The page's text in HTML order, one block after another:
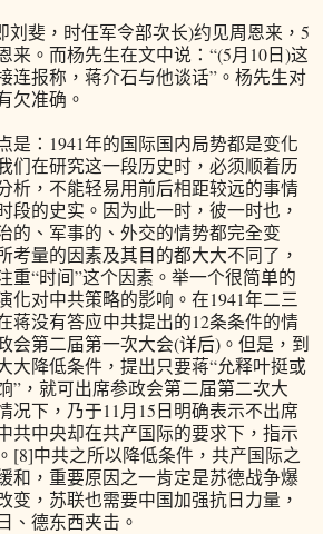
斐，时任军令部次长)约见周恩来，5
来。而杨先生在文中说：“(5月10日)这
连报称，蒋介石与他谈话”。杨先生对
欠准确。
：1941年的国际国内局势都是变化
们在研究这一段历史时，必须顺着历
析，不能轻易用前后相距较远的事情
段的史实。因为此一时，彼一时也，
的、军事的、外交的情势都完全变
考量的因素及其目的都大大不同了，
重“时间”这个因素。举一个很简单的
化对中共策略的影响。在1941年二三
蒋没有答应中共提出的12条条件的情
会第二届第一次大会(详后)。但是，到
大降低条件，提出只要蒋“允释叶挺或
”，就可出席参政会第二届第二次大
况下，乃于11月15日明确表示不出席
共中央却在共产国际的要求下，指示
[8]中共之所以降低条件，共产国际之
和，重要原因之一肯定是苏德战争爆
变，苏联也需要中国加强抗日力量，
、德东西夹击。